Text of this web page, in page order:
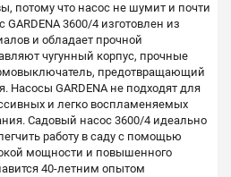
потому что насос не шумит и почти
3600/4 изготовлен из
и обладает прочной
чугунный корпус, прочные
предотвращающий
Насосы GARDENA не подходят для
и легко воспламеняемых
Садовый насос 3600/4 идеально
работу в саду с помощью
мощности и повышенного
40-летним опытом